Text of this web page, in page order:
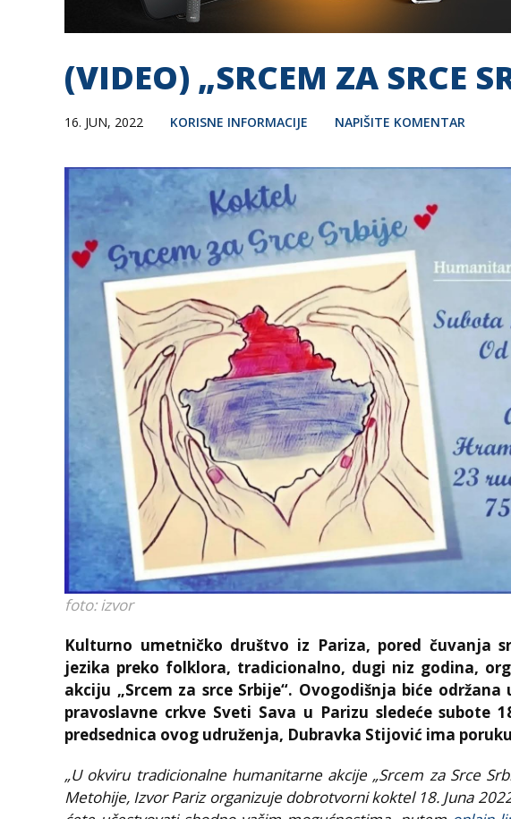
(VIDEO) „SRCEM ZA SRCE
16. JUN, 2022 KORISNE INFORMACIJE NAPIŠITE KOMENTAR
foto: izvor
Kulturno umetničko društvo iz Pariza, pored čuvanja
jezika preko folklora, tradicionalno, dugi niz godina,
akciju „Srcem za srce Srbije“. Ovogodišnja biće
pravoslavne crkve Sveti Sava u Parizu sledeće subote
predsednica ovog udruženja, Dubravka Stijović ima
„U okviru tradicionalne humanitarne akcije „Srcem za Srce
Metohije, Izvor Pariz organizuje dobrotvorni koktel 18. Juna